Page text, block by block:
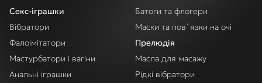
Секс-іграшки
Вібратори
Фалоімітатори
Мастурбатори і вагіни
Анальні іграшки
Батоги та флогери
Маски та пов`язки на очі
Прелюдія
Масла для масажу
Рідкі вібратори